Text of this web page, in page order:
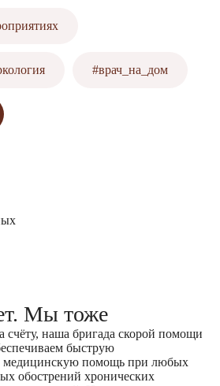
#врач_на_дом
Мы тоже
счёту, наша бригада скорой помощи
быструю
медицинскую помощь при любых
обострений хронических